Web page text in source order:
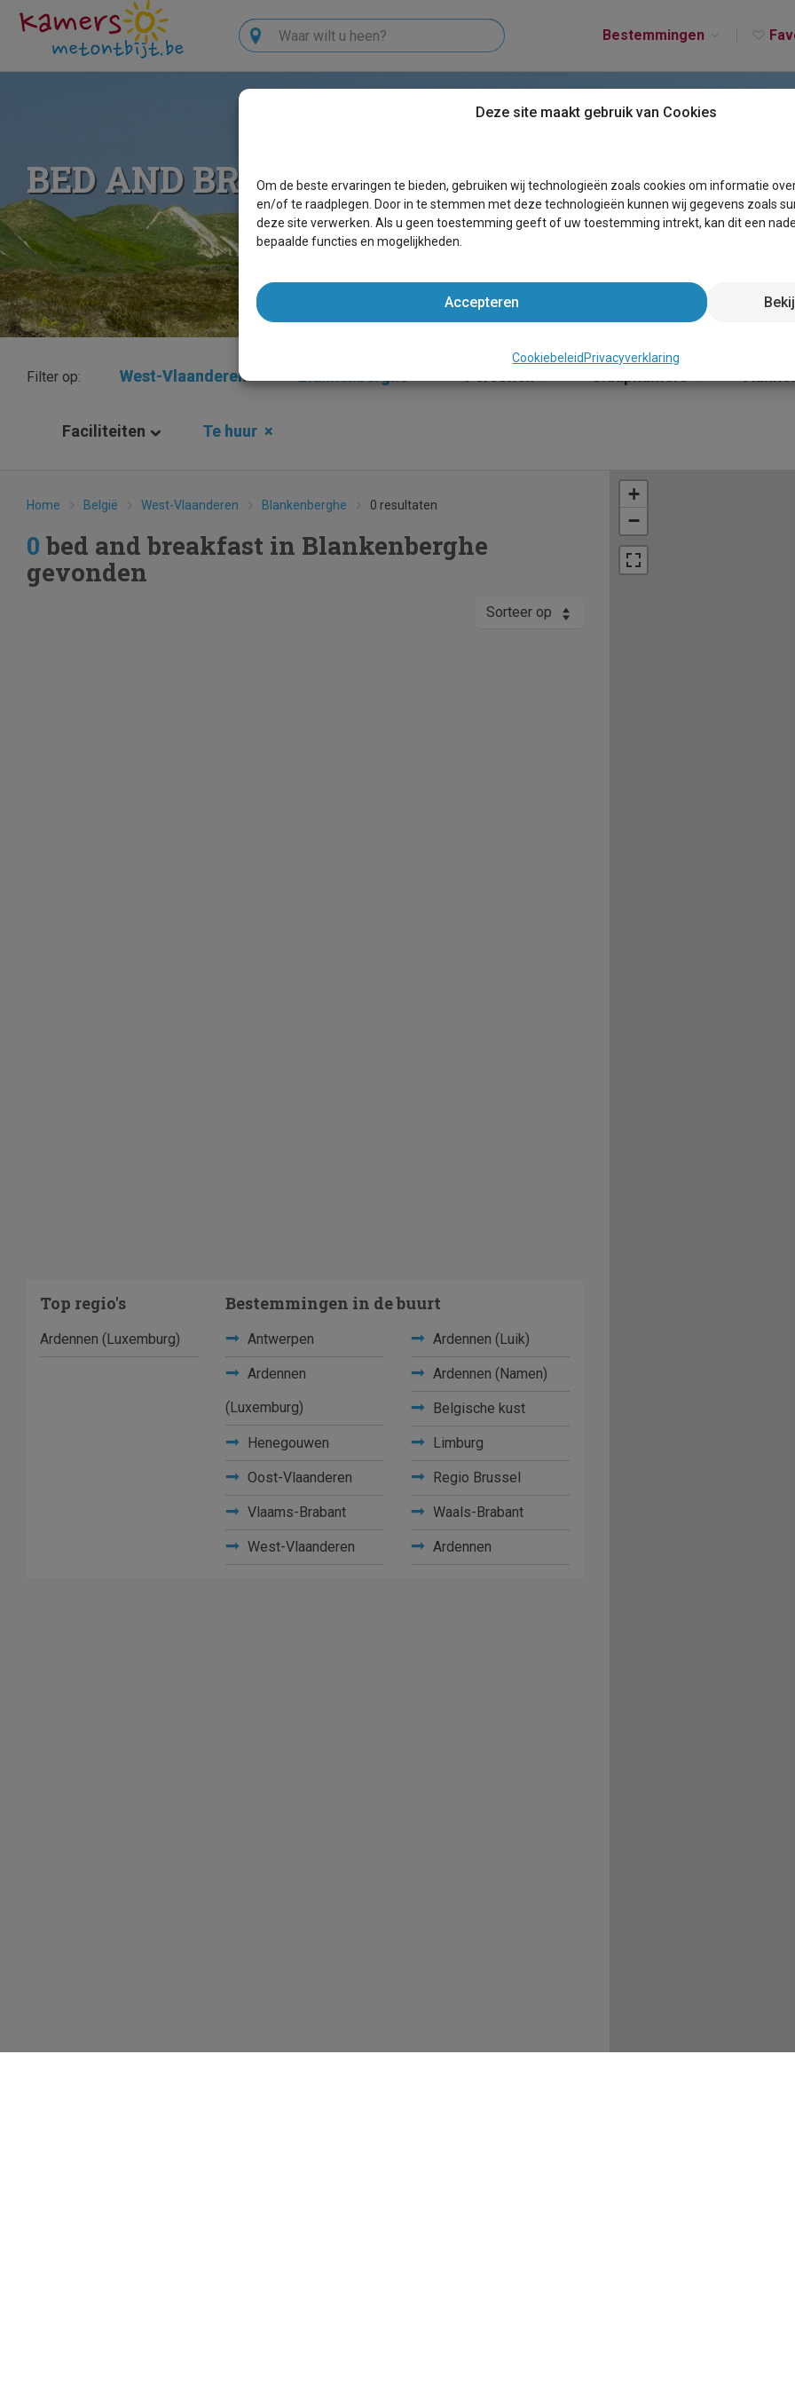
Bestemmingen
Zoeken
BED AND BREAKFAST BLANKENBERGHE
Filter op: West-Vlaanderen
Faciliteiten Te huur ×
Home België West-Vlaanderen Blankenberghe 0 resultaten
0 bed and breakfast in Blankenberghe
gevonden
Sorteer op
Top regio's
Ardennen (Luxemburg)
Bestemmingen in de buurt
Antwerpen Ardennen (Luik)
Ardennen
(Luxemburg)
Ardennen (Namen)
Belgische kust
Henegouwen Limburg
Oost-Vlaanderen Regio Brussel
Vlaams-Brabant Waals-Brabant
West-Vlaanderen Ardennen
+
−
Deze site maakt gebruik van Cookies
Om de beste ervaringen te bieden, gebruiken wij technologieën zoals cookies om informatie
en/of te raadplegen. Door in te stemmen met deze technologieën kunnen wij gegevens zoals
deze site verwerken. Als u geen toestemming geeft of uw toestemming intrekt, kan dit een
bepaalde functies en mogelijkheden.
Accepteren
Cookiebeleid Privacyverklaring